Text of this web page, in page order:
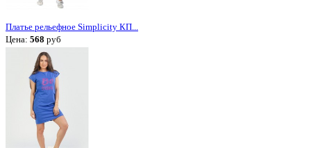
Платье рельефное Simplicity КП...
Цена: 568 руб